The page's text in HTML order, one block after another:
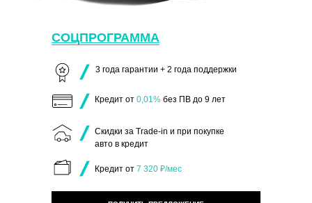
3 года гарантии + 2 года поддержки
Кредит от 7 320 ₽/мес
Скидки за Trade-in и при покупке
авто в кредит
Кредит от 0,01% без ПВ до 9 лет
СОЦПРОГРАММА